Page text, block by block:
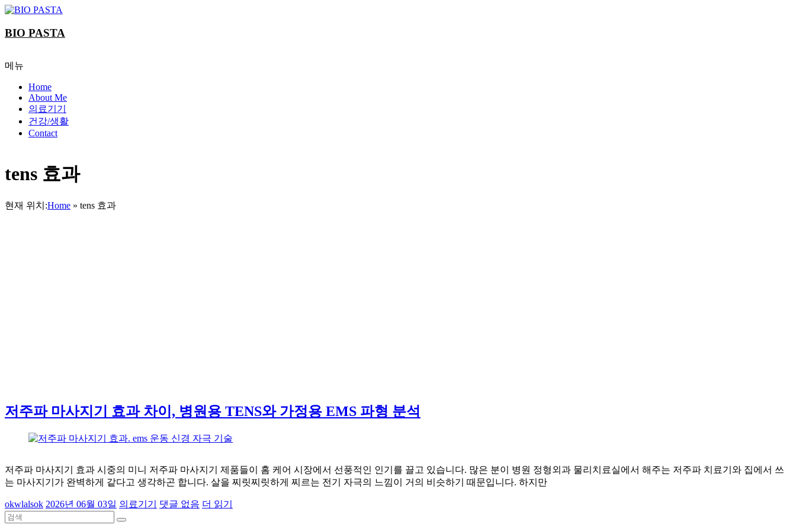
Skip
content
BIO PASTA
메뉴
Home
About Me
의료기기
건강/생활
Contact
tens 효과
현재 위치:Home » tens 효과
저주파 마사지기 효과 차이, 병원용 TENS와 가정용 EMS 파형 분석
저주파 마사지기 효과 시중의 미니 저주파 마사지기 제품들이 홈 케어 시장에서 선풍적인 인기를 끌고 있습니다. 많은 분이 병원 정형외과 물리치료실에서 해주는 저주파 치료기와 집에서 쓰
는 마사지기가 완벽하게 같다고 생각하곤 합니다. 살을 찌릿찌릿하게 찌르는 전기 자극의 느낌이 거의 비슷하기 때문입니다. 하지만
okwlalsok 2026년 06월 03일 의료기기 댓글 없음 더 읽기